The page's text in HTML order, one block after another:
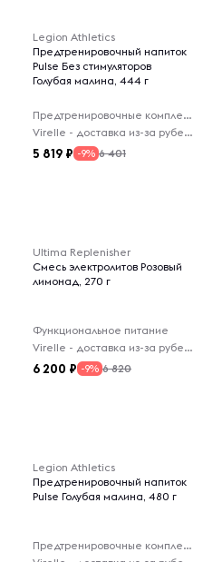
Legion Athletics
Предтренировочный напиток
Pulse Без стимуляторов
Голубая малина, 444 г
Предтренировочные комплексы
Virelle - доставка из-за рубежа
5 819 -9% 6 401
Ultima Replenisher
Смесь электролитов Розовый
лимонад, 270 г
Функциональное питание
Virelle - доставка из-за рубежа
6 200 -9% 6 820
Legion Athletics
Предтренировочный напиток
Pulse Голубая малина, 480 г
Предтренировочные комплексы